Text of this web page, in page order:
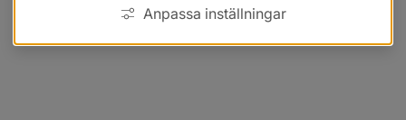
Anpassa inställningar